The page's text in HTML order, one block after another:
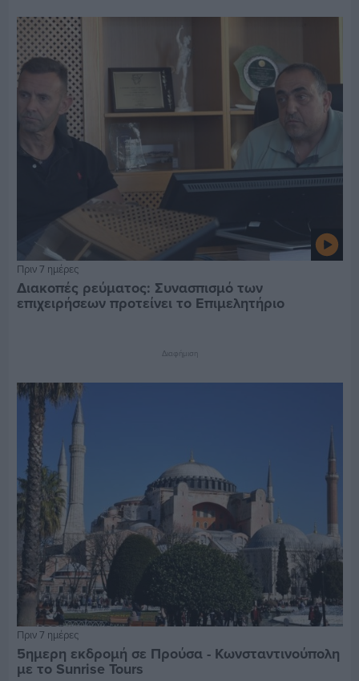
Πριν 7 ημέρες
Διακοπές ρεύματος: Συνασπισμό των
επιχειρήσεων προτείνει το Επιμελητήριο
Διαφήμιση
Πριν 7 ημέρες
5ημερη εκδρομή σε Προύσα - Κωνσταντινούπολη
με το Sunrise Tours